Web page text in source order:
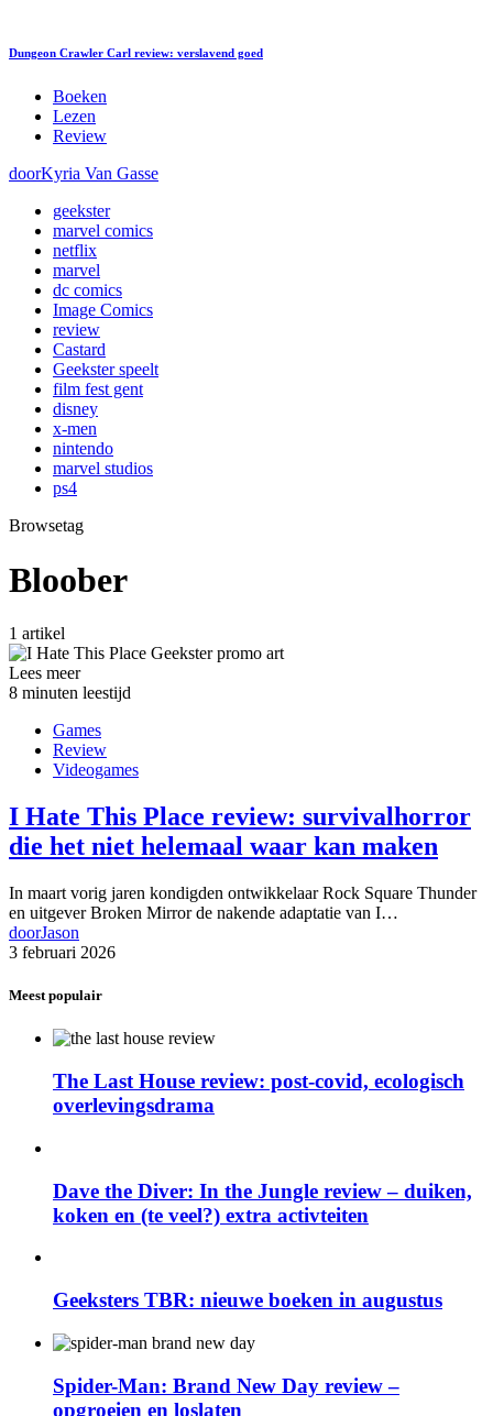
Dungeon Crawler Carl review: verslavend goed
Boeken
Lezen
Review
doorKyria Van Gasse
geekster
marvel comics
netflix
marvel
dc comics
Image Comics
review
Castard
Geekster speelt
film fest gent
disney
x-men
nintendo
marvel studios
ps4
Browsetag
Bloober
1 artikel
Lees meer
8 minuten leestijd
Games
Review
Videogames
I Hate This Place review: survivalhorror
die het niet helemaal waar kan maken
In maart vorig jaren kondigden ontwikkelaar Rock Square Thunder
en uitgever Broken Mirror de nakende adaptatie van I…
doorJason
3 februari 2026
Meest populair
The Last House review: post-covid, ecologisch
overlevingsdrama
Dave the Diver: In the Jungle review – duiken,
koken en (te veel?) extra activteiten
Geeksters TBR: nieuwe boeken in augustus
Spider-Man: Brand New Day review –
opgroeien en loslaten